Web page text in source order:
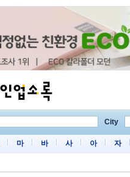
City
마 바 사 아 자